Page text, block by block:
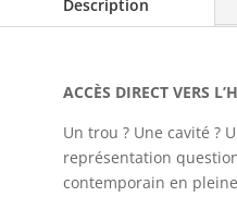
Description
ACCÈS DIRECT VERS
Un trou ? Une cavité ?
représentation
contemporain en